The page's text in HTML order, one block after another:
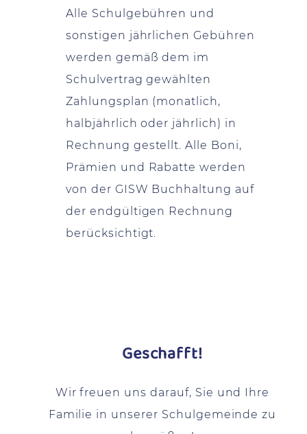
Alle Schulgebühren und
sonstigen jährlichen Gebühren
werden gemäß dem im
Schulvertrag gewählten
Zahlungsplan (monatlich,
halbjährlich oder jährlich) in
Rechnung gestellt. Alle Boni,
Prämien und Rabatte werden
von der GISW Buchhaltung auf
der endgültigen Rechnung
berücksichtigt.
Geschafft!
Wir freuen uns darauf, Sie und Ihre
Familie in unserer Schulgemeinde zu